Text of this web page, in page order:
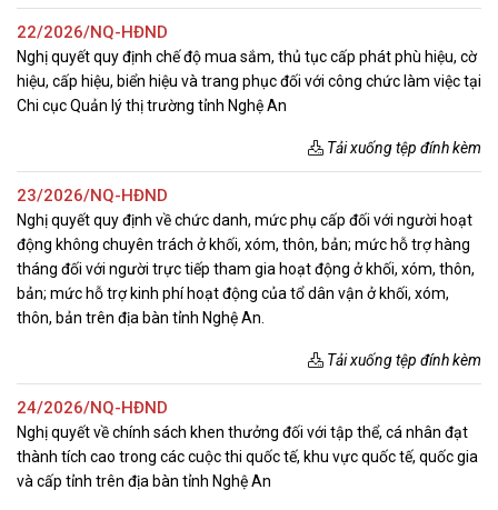
22/2026/NQ-HĐND
Nghị quyết quy định chế độ mua sắm, thủ tục cấp phát phù hiệu, cờ
hiệu, cấp hiệu, biển hiệu và trang phục đối với công chức làm việc tại
Chi cục Quản lý thị trường tỉnh Nghệ An
Tải xuống tệp đính kèm
23/2026/NQ-HĐND
Nghị quyết quy định về chức danh, mức phụ cấp đối với người hoạt
động không chuyên trách ở khối, xóm, thôn, bản; mức hỗ trợ hàng
tháng đối với người trực tiếp tham gia hoạt động ở khối, xóm, thôn,
bản; mức hỗ trợ kinh phí hoạt động của tổ dân vận ở khối, xóm,
thôn, bản trên địa bàn tỉnh Nghệ An.
Tải xuống tệp đính kèm
24/2026/NQ-HĐND
Nghị quyết về chính sách khen thưởng đối với tập thể, cá nhân đạt
thành tích cao trong các cuộc thi quốc tế, khu vực quốc tế, quốc gia
và cấp tỉnh trên địa bàn tỉnh Nghệ An